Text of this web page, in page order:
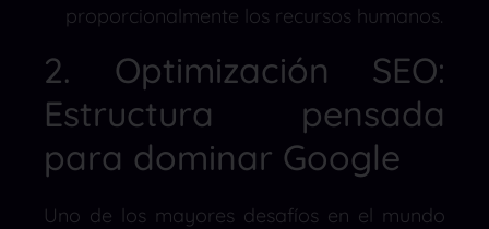
proporcionalmente los recursos humanos.
2. Optimización SEO:
Estructura pensada
para dominar Google
Uno de los mayores desafíos en el mundo